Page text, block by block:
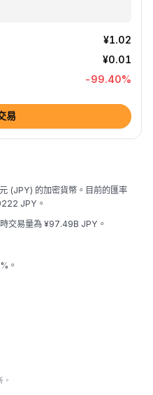
¥1.02
¥0.01
-99.40%
易
(JPY) 的加密貨幣。目前的匯率
JPY。
交易量為 ¥97.49B JPY。
。